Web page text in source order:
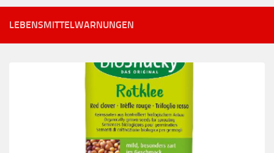
LEBENSMITTELWARNUNGEN